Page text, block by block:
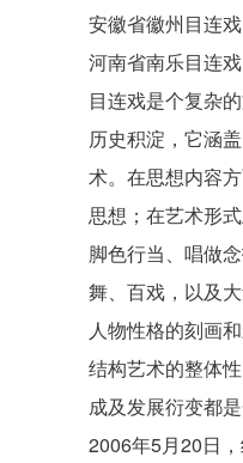
安徽省徽州目连戏
河南省南乐目连戏
目连戏是个复杂
历史积淀，它涵
术。在思想内容
思想；在艺术形
脚色行当、唱做
舞、 百戏 ，以及
人物性格的刻画
结构艺术的整体
成及发展衍变都
2006年5月20日